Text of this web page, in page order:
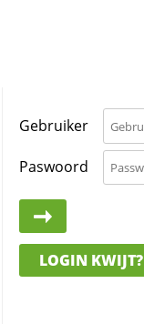
Gebruiker
Paswoord
LOGIN KWIJT?